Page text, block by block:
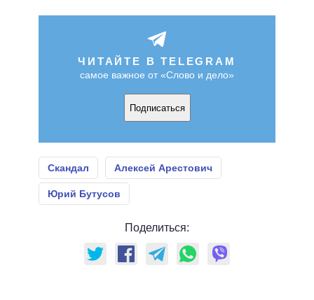
ЧИТАЙТЕ В TELEGRAM
самое важное от «Слово и дело»
Подписаться
Скандал Алексей Арестович
Юрий Бутусов
Поделиться: